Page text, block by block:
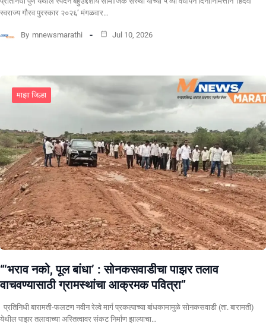
स्वराज्य गौरव पुरस्कार २०२६’ मंगळवार…
By mnewsmarathi Jul 10, 2026
माझा जिल्हा
“‘भराव नको, पूल बांधा’ : सोनकसवाडीचा पाझर तलाव
वाचवण्यासाठी ग्रामस्थांचा आक्रमक पवित्रा”
प्रतिनिधी बारामती-फलटण नवीन रेल्वे मार्ग प्रकल्पाच्या बांधकामामुळे सोनकसवाडी (ता. बारामती)
येथील पाझर तलावाच्या अस्तित्वावर संकट निर्माण झाल्याचा…